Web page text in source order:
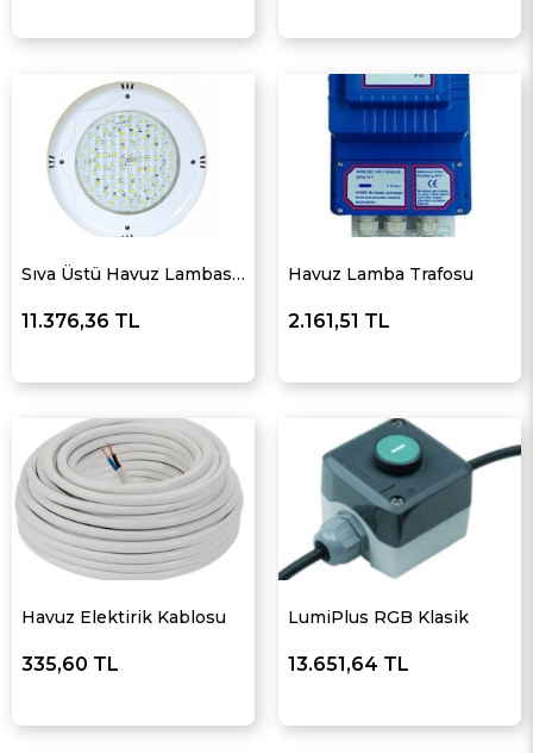
Sıva Üstü Havuz Lambası Mavi
11.376,36 TL
Havuz Lamba Trafosu
2.161,51 TL
Havuz Elektirik Kablosu
335,60 TL
LumiPlus RGB Klasik
13.651,64 TL